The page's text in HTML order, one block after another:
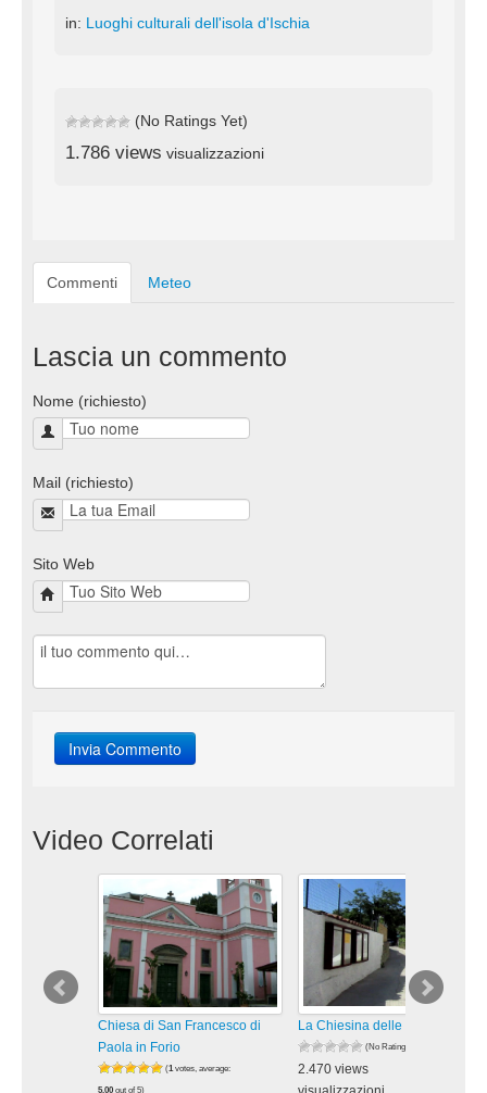
in: Luoghi culturali dell'isola d'Ischia
(No Ratings Yet)
1.786 views visualizzazioni
Commenti Meteo
Lascia un commento
Nome (richiesto)
Mail (richiesto)
Sito Web
Video Correlati
Chiesa di San Francesco di
Paola in Forio
(1 votes, average:
5,00 out of 5)
La Chiesina delle Rose a Forio
(No Ratings Yet)
2.470 views